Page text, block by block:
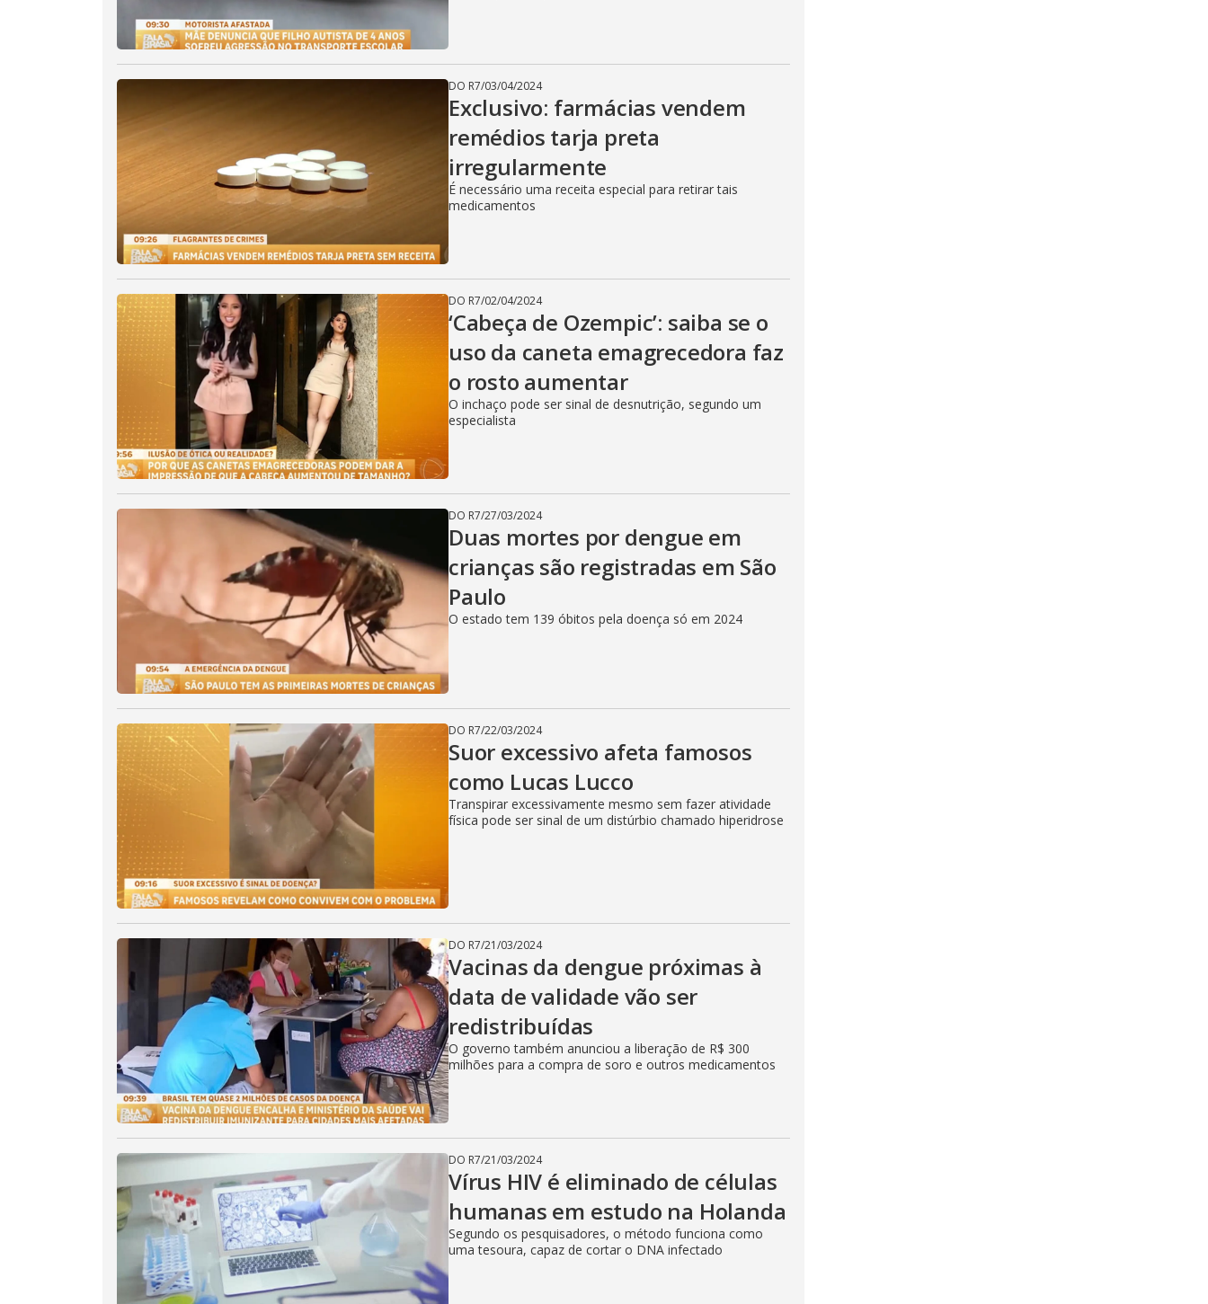
DO R7/03/04/2024
Exclusivo: farmácias vendem
remédios tarja preta
irregularmente
É necessário uma receita especial para retirar tais
medicamentos
DO R7/02/04/2024
‘Cabeça de Ozempic’: saiba se o
uso da caneta emagrecedora faz
o rosto aumentar
O inchaço pode ser sinal de desnutrição, segundo um
especialista
DO R7/27/03/2024
Duas mortes por dengue em
crianças são registradas em São
Paulo
O estado tem 139 óbitos pela doença só em 2024
DO R7/22/03/2024
Suor excessivo afeta famosos
como Lucas Lucco
Transpirar excessivamente mesmo sem fazer atividade
física pode ser sinal de um distúrbio chamado hiperidrose
DO R7/21/03/2024
Vacinas da dengue próximas à
data de validade vão ser
redistribuídas
O governo também anunciou a liberação de R$ 300
milhões para a compra de soro e outros medicamentos
DO R7/21/03/2024
Vírus HIV é eliminado de células
humanas em estudo na Holanda
Segundo os pesquisadores, o método funciona como
uma tesoura, capaz de cortar o DNA infectado